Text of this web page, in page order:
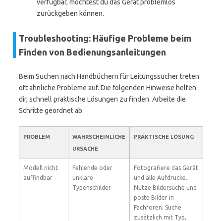
verfügbar, möchtest du das Gerät problemlos
zurückgeben können.
Troubleshooting: Häufige Probleme beim
Finden von Bedienungsanleitungen
Beim Suchen nach Handbüchern für Leitungssucher treten
oft ähnliche Probleme auf. Die folgenden Hinweise helfen
dir, schnell praktische Lösungen zu finden. Arbeite die
Schritte geordnet ab.
PROBLEM
WAHRSCHEINLICHE
URSACHE
PRAKTISCHE LÖSUNG
Modell nicht
auffindbar
Fehlende oder
unklare
Typenschilder
Fotografiere das Gerät
und alle Aufdrucke.
Nutze Bildersuche und
poste Bilder in
Fachforen. Suche
zusätzlich mit Typ,